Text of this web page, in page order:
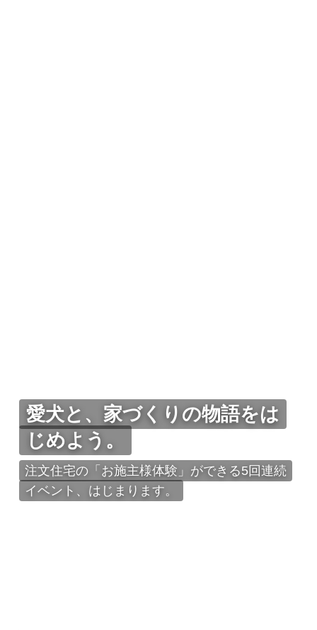
愛犬と、家づくりの物語をは
じめよう。
注文住宅の「お施主様体験」ができる5回連続
イベント、はじまります。